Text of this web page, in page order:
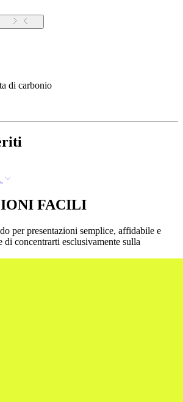
di carbonio
FACILI
per presentazioni semplice, affidabile e
di concentrarti esclusivamente sulla